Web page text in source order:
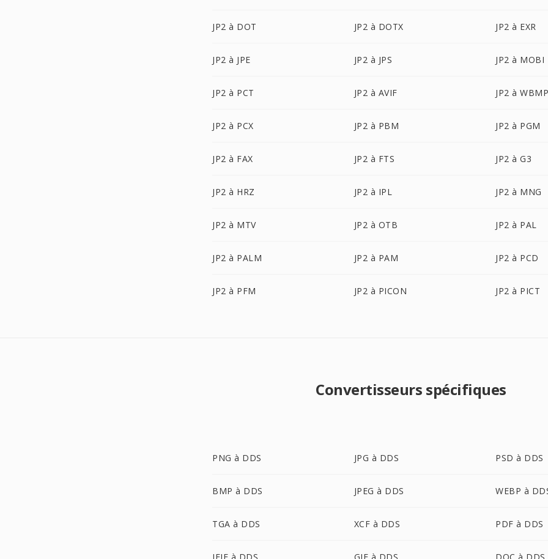
JP2 à DOT JP2 à DOTX JP2 à EXR
JP2 à JPE JP2 à JPS JP2 à MOBI
JP2 à PCT JP2 à AVIF JP2 à
JP2 à PCX JP2 à PBM JP2 à PGM
JP2 à FAX JP2 à FTS JP2 à G3
JP2 à HRZ JP2 à IPL JP2 à MNG
JP2 à MTV JP2 à OTB JP2 à PAL
JP2 à PALM JP2 à PAM JP2 à PCD
JP2 à PFM JP2 à PICON JP2 à PICT
Convertisseurs spécifiques
PNG à DDS JPG à DDS PSD à DDS
BMP à DDS JPEG à DDS WEBP à
TGA à DDS XCF à DDS PDF à DDS